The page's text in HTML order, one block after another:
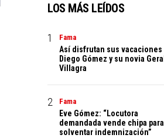
LOS MÁS LEÍDOS
Fama
Así disfrutan sus vacaciones
Diego Gómez y su novia Geral
Villagra
Fama
Eve Gómez: “Locutora
demandada vende chipa para
solventar indemnización”